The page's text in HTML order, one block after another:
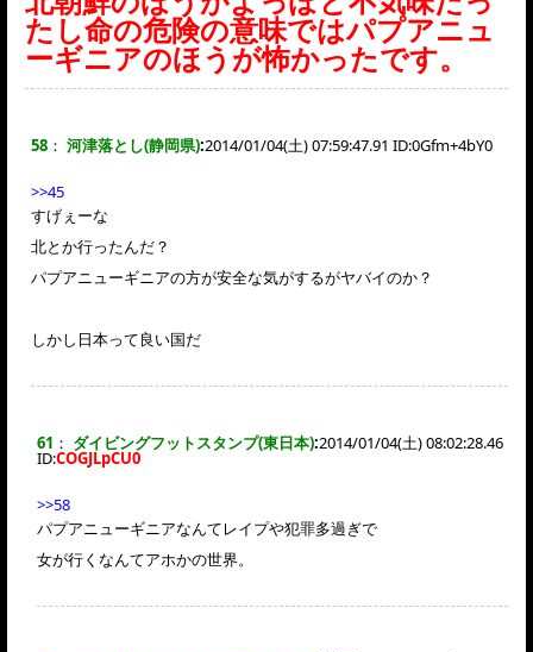
たし命の危険の意味ではパプアニュ
ーギニアのほうが怖かったです。
58 ： 河津落とし(静岡県):2014/01/04(土) 07:59:47.91 ID:0Gfm+4bY0
>>45
すげぇーな
北とか行ったんだ？
パプアニューギニアの方が安全な気がするがヤバイのか？
しかし日本って良い国だ
61 ： ダイビングフットスタンプ(東日本):2014/01/04(土) 08:02:28.46
ID:COGJLpCU0
>>58
パプアニューギニアなんてレイプや犯罪多過ぎで
女が行くなんてアホかの世界。